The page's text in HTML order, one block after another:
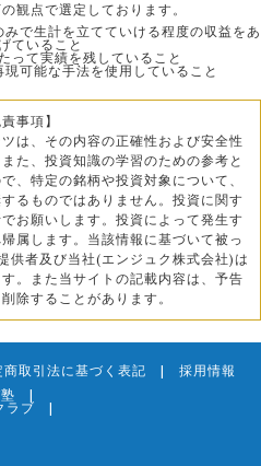
観点で選定しております。
で生計を立てていける程度の収益をあ
ていること
って実績を残していること
可能な手法を使用していること
責事項】
は、その内容の正確性および安全性
た、投資知識の学習のための参考と
、特定の銘柄や投資対象について、
るものではありません。投資に関す
お願いします。投資によって発生す
属します。当該情報に基づいて被っ
供者及び当社(エンジュク株式会社)は
。また当サイトの記載内容は、予告
除することがあります。
商取引法に基づく表記 | 採用情報
|
ラブ |